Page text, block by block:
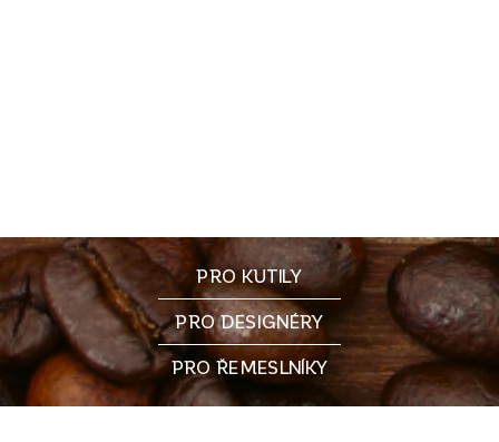
PRO KUTILY
PRO DESIGNÉRY
PRO ŘEMESLNÍKY